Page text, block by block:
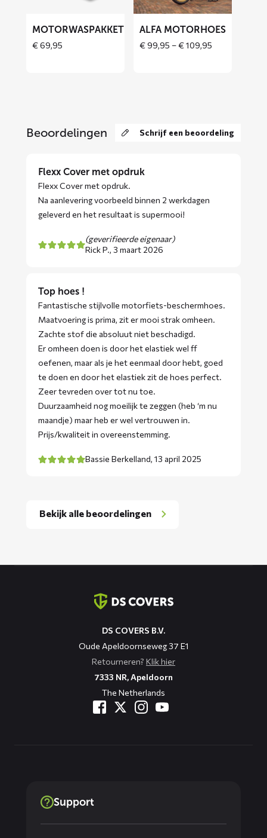
MOTORWASPAKKET
€69,95
ALFA MOTORHOES
€99,95 –€109,95
Beoordelingen Schrijf een beoordeling
Flexx Cover met opdruk
Flexx Cover met opdruk.
Na aanlevering voorbeeld binnen 2 werkdagen
geleverd en het resultaat is supermooi!
(geverifieerde eigenaar)
Rick P., 3 maart 2026
Top hoes !
Fantastische stijlvolle motorfiets-beschermhoes.
Maatvoering is prima, zit er mooi strak omheen.
Zachte stof die absoluut niet beschadigd.
Er omheen doen is door het elastiek wel ff
oefenen, maar als je het eenmaal door hebt, goed
te doen en door het elastiek zit de hoes perfect.
Zeer tevreden over tot nu toe.
Duurzaamheid nog moeilijk te zeggen (heb ‘m nu
maandje) maar heb er wel vertrouwen in.
Prijs/kwaliteit in overeenstemming.
Bassie Berkelland, 13 april 2025
Bekijk alle beoordelingen
DS COVERS B.V.
Oude Apeldoornseweg 37 E1
Retourneren? Klik hier
7333 NR, Apeldoorn
The Netherlands
Support